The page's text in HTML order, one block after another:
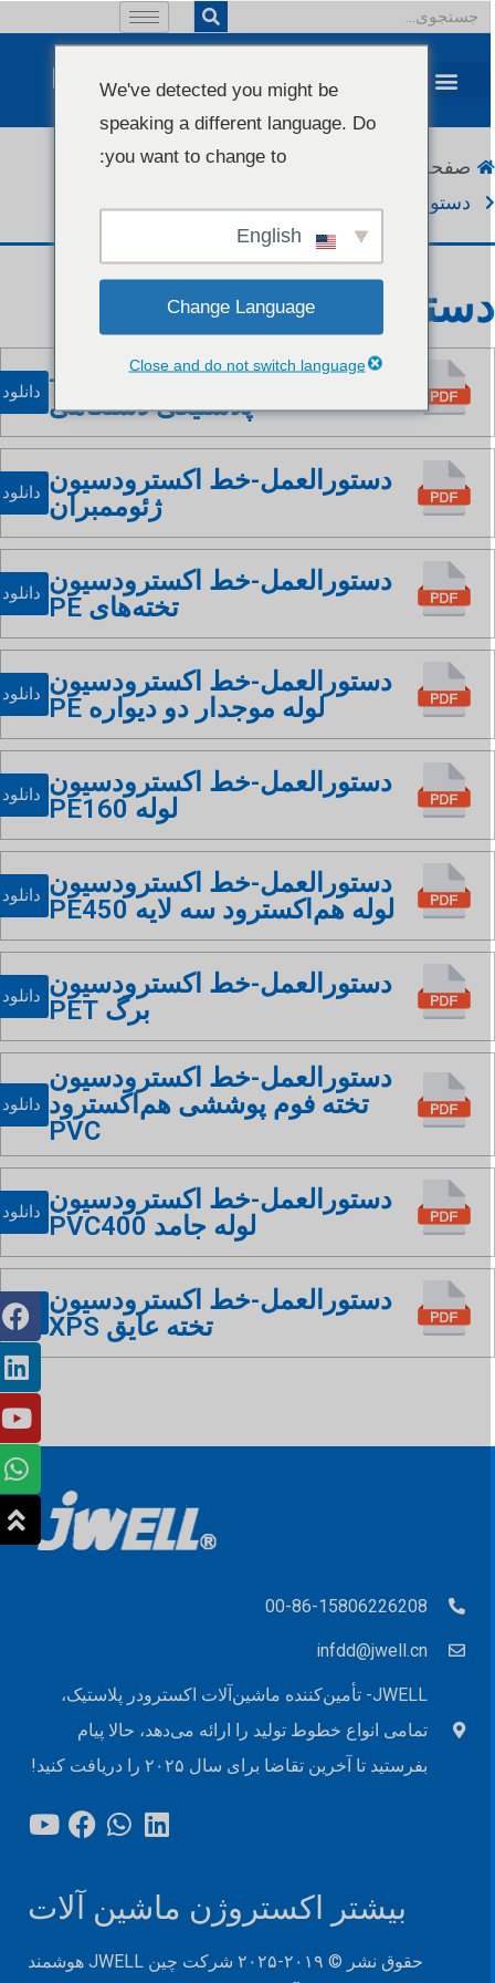
صفحه اصلی
دستورالعمل‌ها و کاتالوگ
دستورالعمل‌ها
خط فرآوری پانل‌های آلومینیوم-
پلاستیکی دستگاهی
دانلود
دستورالعمل-خط اکسترودسیون
ژئوممبران
دانلود
دستورالعمل-خط اکسترودسیون
تخته‌های PE
دانلود
دستورالعمل-خط اکسترودسیون
لوله موجدار دو دیواره PE
دانلود
دستورالعمل-خط اکسترودسیون
لوله PE160
دانلود
دستورالعمل-خط اکسترودسیون
لوله هم‌اکسترود سه لایه PE450
دانلود
دستورالعمل-خط اکسترودسیون
برگ PET
دانلود
دستورالعمل-خط اکسترودسیون
تخته فوم پوششی هم‌اکسترود
PVC
دانلود
دستورالعمل-خط اکسترودسیون
لوله جامد PVC400
دانلود
دستورالعمل-خط اکسترودسیون
تخته عایق XPS
دانلود
00-86-15806226208
infdd@jwell.cn
JWELL- تأمین‌کننده ماشین‌آلات اکسترودر پلاستیک،
تمامی انواع خطوط تولید را ارائه می‌دهد، حالا پیام
بفرستید تا آخرین تقاضا برای سال ۲۰۲۵ را دریافت کنید!
بیشتر اکستروژن ماشین آلات
حقوق نشر © ۲۰۱۹-۲۰۲۵ شرکت چین JWELL هوشمند
We've detected you might be
speaking a different language. Do
you want to change to:
Change Language
Close and do not switch language